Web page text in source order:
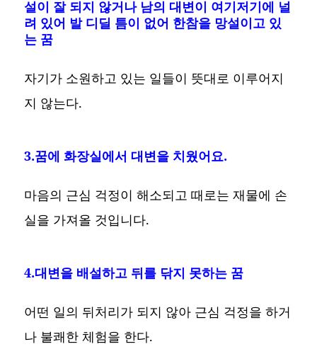
설이 잘 되지 않거나 남의 대변이 여기저기에 널
려 있어 발 디딜 틈이 없어 한참을 망설이고 있
는 꿈
자기가 소원하고 있는 일들이 뜻대로 이루어지
지 않는다.
3.꿈에 화장실에서 대변을 치웠어요.
마음의 근심 걱정이 해소되고 때로는 재물에 손
실을 가져올 것입니다.
4.대변을 배설하고 뒤를 닦지 못하는 꿈
어떤 일의 뒤처리가 되지 않아 근심 걱정을 하거
나 불쾌한 체험을 한다.